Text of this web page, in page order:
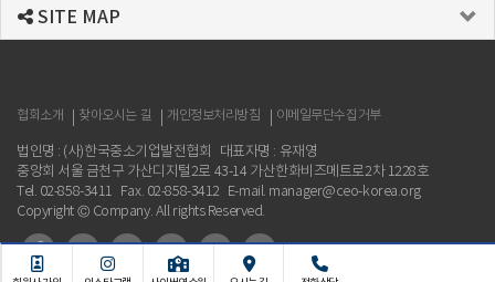
SITE MAP
협회소개 찾아오시는 길 개인정보처리방침 이메일무단수집거부
법인명 : (사)한국중소기업발전협회
대표자명 : 유재영
중앙회 서울 금천구 가산디지털2로 43-14 가산한화비즈메트로2차 1228호
Tel. 02-858-3411 Fax. 02-858-3412 E-mail. manager@ceo-korea.org
Copyright © Company. All rights Reserved.